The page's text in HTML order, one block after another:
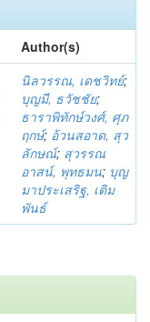
Author(s)
นิลวรรณ, เดชวิทย์;
บุญมี, ธวัชชัย;
ธาราพิทักษ์วงศ์, ศุภ
ฤกษ์; อ้วนสอาด, สุว
ลักษณ์; สุวรรณ
อาสน์, พุทธมน; บุญ
มาประเสริฐ, เติม
พันธ์